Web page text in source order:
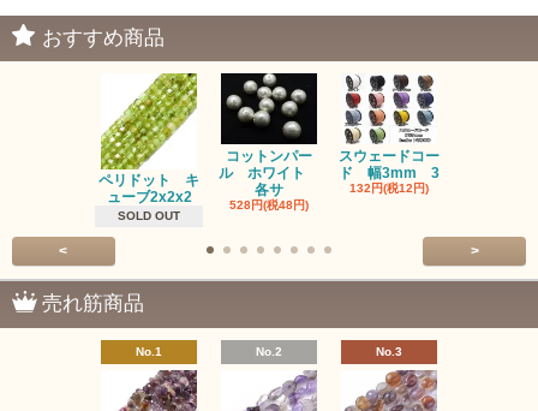
おすすめ商品
ペリドット キ
ューブ2x2x2
SOLD OUT
コットンパー
ル ホワイト
各サ
528円(税48円)
スウェードコー
ド 幅3mm 3
132円(税12円)
< >
売れ筋商品
No.1 No.2 No.3